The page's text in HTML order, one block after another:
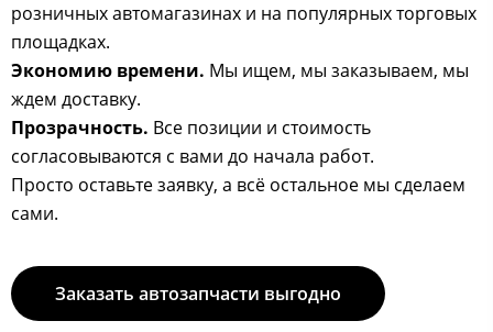
розничных автомагазинах и на популярных торговых
площадках.
Экономию времени. Мы ищем, мы заказываем, мы
ждем доставку.
Прозрачность. Все позиции и стоимость
согласовываются с вами до начала работ.
Просто оставьте заявку, а всё остальное мы сделаем
сами.
Заказать автозапчасти выгодно